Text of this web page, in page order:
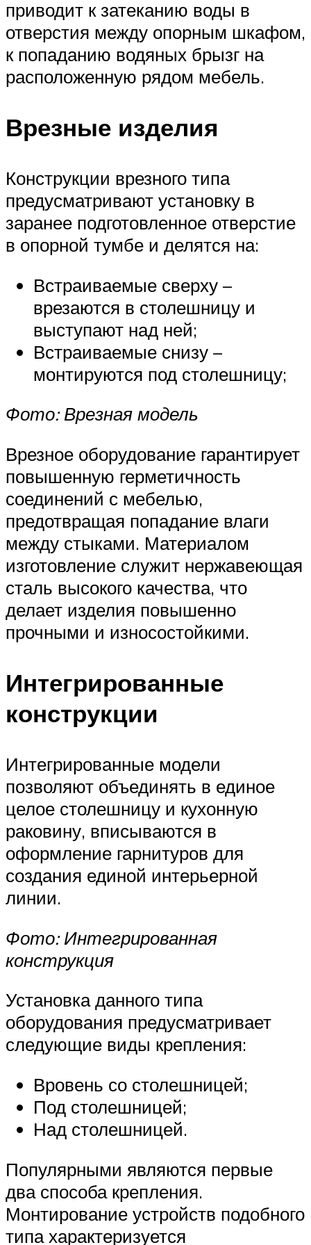
приводит к затеканию воды в
отверстия между опорным шкафом,
к попаданию водяных брызг на
расположенную рядом мебель.
Врезные изделия
Конструкции врезного типа
предусматривают установку в
заранее подготовленное отверстие
в опорной тумбе и делятся на:
Встраиваемые сверху –
врезаются в столешницу и
выступают над ней;
Встраиваемые снизу –
монтируются под столешницу;
Фото: Врезная модель
Врезное оборудование гарантирует
повышенную герметичность
соединений с мебелью,
предотвращая попадание влаги
между стыками. Материалом
изготовление служит нержавеющая
сталь высокого качества, что
делает изделия повышенно
прочными и износостойкими.
Интегрированные
конструкции
Интегрированные модели
позволяют объединять в единое
целое столешницу и кухонную
раковину, вписываются в
оформление гарнитуров для
создания единой интерьерной
линии.
Фото: Интегрированная
конструкция
Установка данного типа
оборудования предусматривает
следующие виды крепления:
Вровень со столешницей;
Под столешницей;
Над столешницей.
Популярными являются первые
два способа крепления.
Монтирование устройств подобного
типа характеризуется